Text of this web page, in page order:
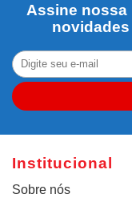
Assine nossa
Institucional
Sobre nós